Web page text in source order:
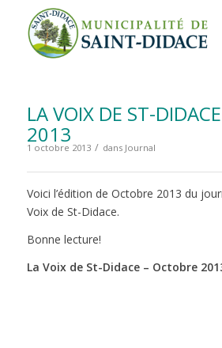
LA VOIX DE ST-
2013
1 octobre 2013 / dans Journal
Voici l’édition de Octobre 2013 du
Voix de St-Didace.
Bonne lecture!
La Voix de St-Didace – Octobre